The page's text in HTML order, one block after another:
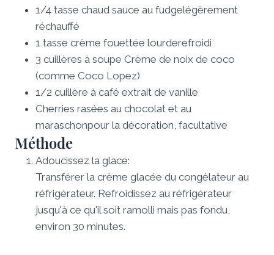
1/4 tasse chaud sauce au fudgelégèrement
réchauffé
1 tasse crème fouettée lourderefroidi
3 cuillères à soupe Crème de noix de coco
(comme Coco Lopez)
1/2 cuillère à café extrait de vanille
Cherries rasées au chocolat et au
maraschonpour la décoration, facultative
Méthode
Adoucissez la glace:
Transférer la crème glacée du congélateur au
réfrigérateur. Refroidissez au réfrigérateur
jusqu'à ce qu'il soit ramolli mais pas fondu,
environ 30 minutes.